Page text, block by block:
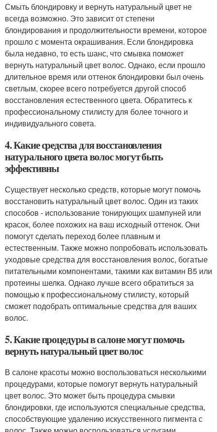
Смыть блондировку и вернуть натуральный цвет не
всегда возможно. Это зависит от степени
блондирования и продолжительности времени, которое
прошло с момента окрашивания. Если блондировка
была недавно, то есть шанс, что смывка поможет
вернуть натуральный цвет волос. Однако, если прошло
длительное время или оттенок блондировки был очень
светлым, скорее всего потребуется другой способ
восстановления естественного цвета. Обратитесь к
профессиональному стилисту для более точного и
индивидуального совета.
4. Какие средства для восстановления
натурального цвета волос могут быть
эффективны
Существует несколько средств, которые могут помочь
восстановить натуральный цвет волос. Один из таких
способов - использование тонирующих шампуней или
красок, более похожих на ваш исходный оттенок. Они
помогут сделать переход более плавным и
естественным. Также можно попробовать использовать
уходовые средства для восстановления волос, богатые
питательными компонентами, такими как витамин В5 или
протеины шелка. Однако лучше всего обратиться за
помощью к профессиональному стилисту, который
сможет подобрать оптимальные средства для ваших
волос.
5. Какие процедуры в салоне могут помочь
вернуть натуральный цвет волос
В салоне красоты можно воспользоваться несколькими
процедурами, которые помогут вернуть натуральный
цвет волос. Это может быть процедура смывки
блондировки, где используются специальные средства,
способствующие удалению искусственного пигмента с